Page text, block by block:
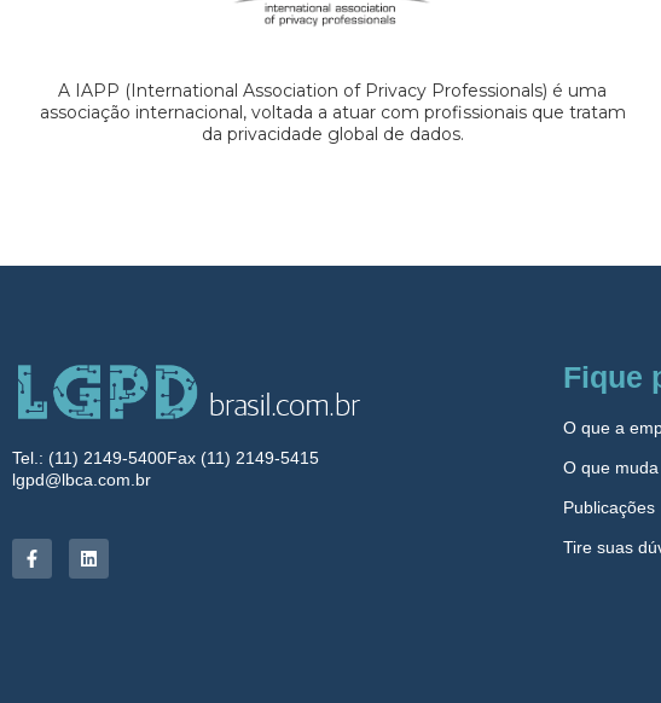
A IAPP (International Association of Privacy Professionals) é uma
associação internacional, voltada a atuar com profissionais que tratam
da privacidade global de dados.
Tel.: (11) 2149-5400Fax (11) 2149-5415
lgpd@lbca.com.br
Fique
O que a
O que muda
Publicações
Tire suas